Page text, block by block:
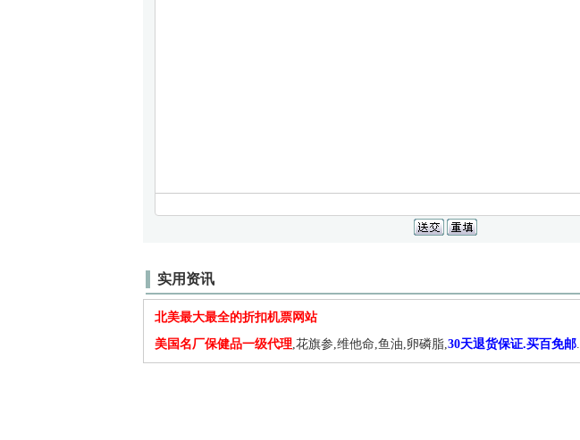
实用资讯
北美最大最全的折扣机票网站
美国名厂保健品一级代理,花旗参,维他命,鱼油,卵磷脂,30天退货保证.买百免邮.